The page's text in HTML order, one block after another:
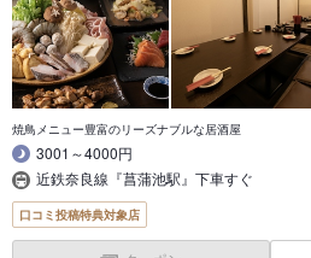
焼鳥メニュー豊富のリーズナブルな居酒屋
3001～4000円
近鉄奈良線『菖蒲池駅』下車すぐ
口コミ投稿特典対象店